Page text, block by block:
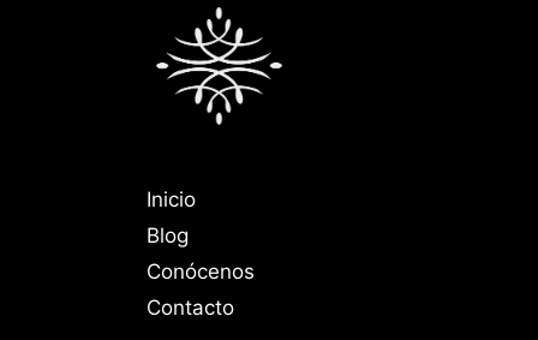
Inicio
Blog
Conócenos
Contacto